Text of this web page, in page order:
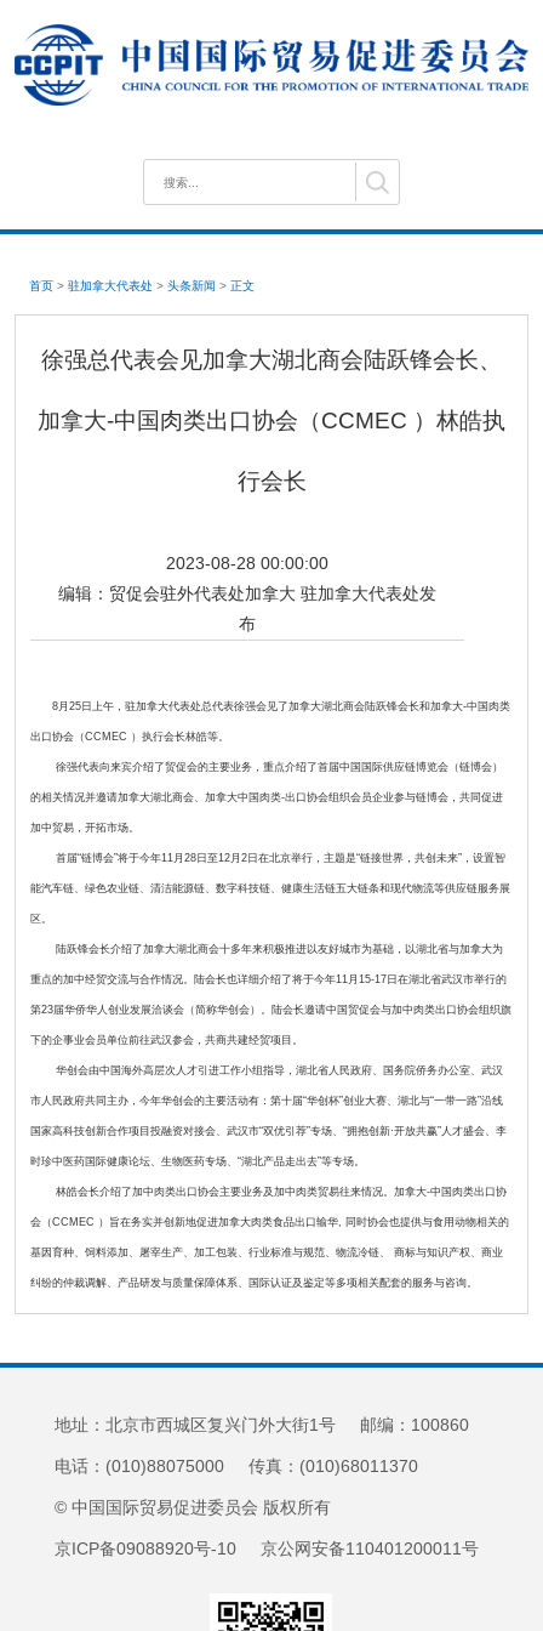
首页 > 驻加拿大代表处 > 头条新闻 > 正文
徐强总代表会见加拿大湖北商会陆跃锋会长、
加拿大-中国肉类出口协会（CCMEC ）林皓执
行会长
2023-08-28 00:00:00
编辑： 贸促会驻外代表处加拿大 驻加拿大代表处发
布
8月25日上午，驻加拿大代表处总代表徐强会见了加拿大湖北商会陆跃锋会长和加拿大-中国肉类
出口协会（CCMEC ）执行会长林皓等。
徐强代表向来宾介绍了贸促会的主要业务，重点介绍了首届中国国际供应链博览会（链博会）
的相关情况并邀请加拿大湖北商会、加拿大中国肉类-出口协会组织会员企业参与链博会，共同促进
加中贸易，开拓市场。
首届“链博会”将于今年11月28日至12月2日在北京举行，主题是“链接世界，共创未来”，设置智
能汽车链、绿色农业链、清洁能源链、数字科技链、健康生活链五大链条和现代物流等供应链服务展
区。
陆跃锋会长介绍了加拿大湖北商会十多年来积极推进以友好城市为基础，以湖北省与加拿大为
重点的加中经贸交流与合作情况。陆会长也详细介绍了将于今年11月15-17日在湖北省武汉市举行的
第23届华侨华人创业发展洽谈会（简称华创会）。陆会长邀请中国贸促会与加中肉类出口协会组织旗
下的企事业会员单位前往武汉参会，共商共建经贸项目。
华创会由中国海外高层次人才引进工作小组指导，湖北省人民政府、国务院侨务办公室、武汉
市人民政府共同主办，今年华创会的主要活动有：第十届“华创杯”创业大赛、湖北与“一带一路”沿线
国家高科技创新合作项目投融资对接会、武汉市“双优引荐”专场、“拥抱创新·开放共赢”人才盛会、李
时珍中医药国际健康论坛、生物医药专场、“湖北产品走出去”等专场。
林皓会长介绍了加中肉类出口协会主要业务及加中肉类贸易往来情况。加拿大-中国肉类出口协
会（CCMEC ）旨在务实并创新地促进加拿大肉类食品出口输华, 同时协会也提供与食用动物相关的
基因育种、饲料添加、屠宰生产、加工包装、行业标准与规范、物流冷链、 商标与知识产权、商业
纠纷的仲裁调解、产品研发与质量保障体系、国际认证及鉴定等多项相关配套的服务与咨询。
地址：北京市西城区复兴门外大街1号 邮编：100860
电话：(010)88075000 传真：(010)68011370
© 中国国际贸易促进委员会 版权所有
京ICP备09088920号-10 京公网安备110401200011号